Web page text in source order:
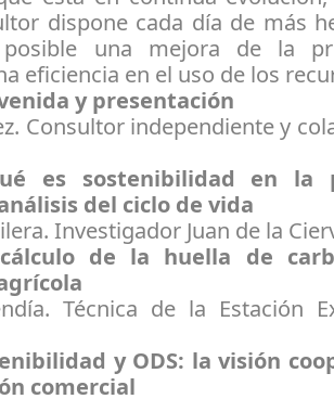
dispone cada día de más
una mejora de la
eficiencia en el uso de los
y presentación
Consultor independiente y
es sostenibilidad en la
del ciclo de vida
Investigador Juan de la
de la huella de
Técnica de la Estación
y ODS: la visión
comercial